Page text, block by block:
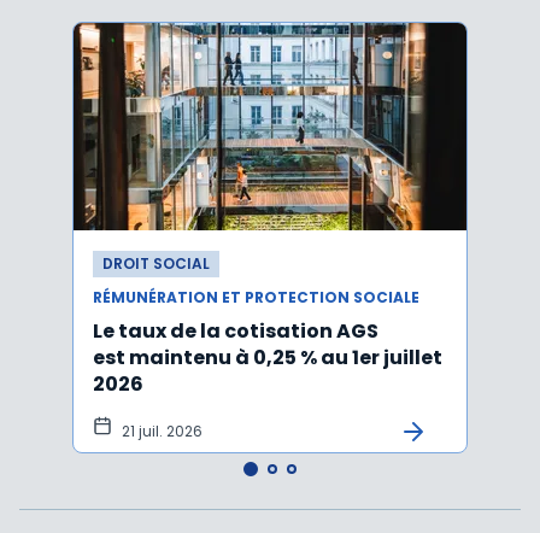
DROIT SOCIAL
RÉMUNÉRATION ET PROTECTION SOCIALE
Le taux de la cotisation AGS
est maintenu à 0,25 % au 1er juillet
2026
21 juil. 2026